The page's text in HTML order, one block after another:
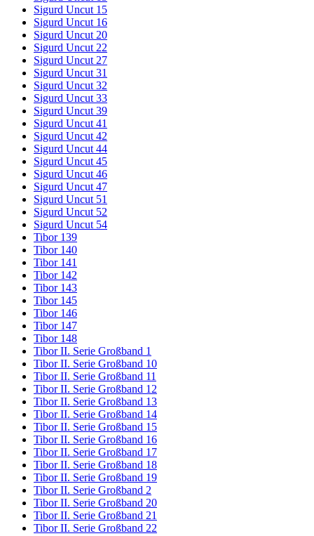
Sigurd Uncut 15
Sigurd Uncut 16
Sigurd Uncut 20
Sigurd Uncut 22
Sigurd Uncut 27
Sigurd Uncut 31
Sigurd Uncut 32
Sigurd Uncut 33
Sigurd Uncut 39
Sigurd Uncut 41
Sigurd Uncut 42
Sigurd Uncut 44
Sigurd Uncut 45
Sigurd Uncut 46
Sigurd Uncut 47
Sigurd Uncut 51
Sigurd Uncut 52
Sigurd Uncut 54
Tibor 139
Tibor 140
Tibor 141
Tibor 142
Tibor 143
Tibor 145
Tibor 146
Tibor 147
Tibor 148
Tibor II. Serie Großband 1
Tibor II. Serie Großband 10
Tibor II. Serie Großband 11
Tibor II. Serie Großband 12
Tibor II. Serie Großband 13
Tibor II. Serie Großband 14
Tibor II. Serie Großband 15
Tibor II. Serie Großband 16
Tibor II. Serie Großband 17
Tibor II. Serie Großband 18
Tibor II. Serie Großband 19
Tibor II. Serie Großband 2
Tibor II. Serie Großband 20
Tibor II. Serie Großband 21
Tibor II. Serie Großband 22